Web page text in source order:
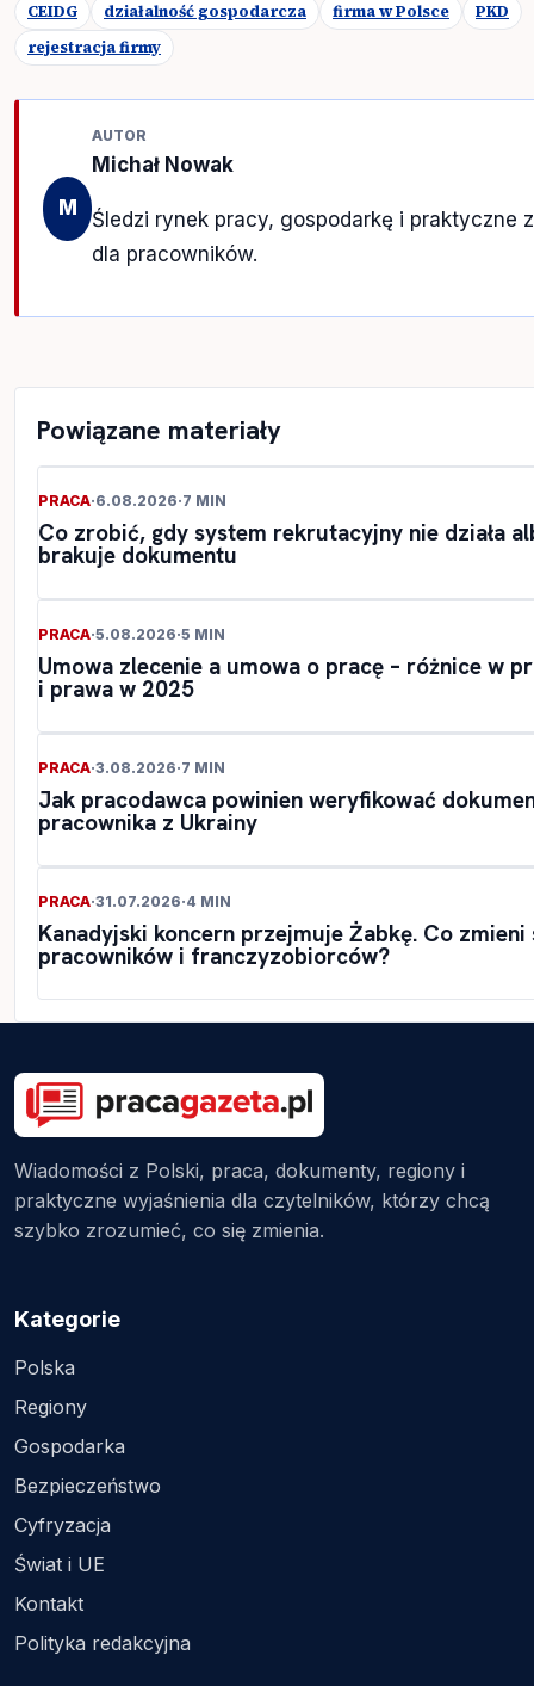
CEIDG działalność gospodarcza firma w Polsce
PKD
rejestracja firmy
M
AUTOR
Michał Nowak
Śledzi rynek pracy, gospodarkę i praktyczne
dla pracowników.
Powiązane materiały
PRACA·6.08.2026·7 MIN
Co zrobić, gdy system rekrutacyjny nie działa
brakuje dokumentu
PRACA·5.08.2026·5 MIN
Umowa zlecenie a umowa o pracę – różnice w
i prawa w 2025
PRACA·3.08.2026·7 MIN
Jak pracodawca powinien weryfikować
pracownika z Ukrainy
PRACA·31.07.2026·4 MIN
Kanadyjski koncern przejmuje Żabkę. Co zmieni
pracowników i franczyzobiorców?
Wiadomości z Polski, praca, dokumenty, regiony i
praktyczne wyjaśnienia dla czytelników, którzy chcą
szybko zrozumieć, co się zmienia.
Kategorie
Polska
Regiony
Gospodarka
Bezpieczeństwo
Cyfryzacja
Świat i UE
Kontakt
Polityka redakcyjna